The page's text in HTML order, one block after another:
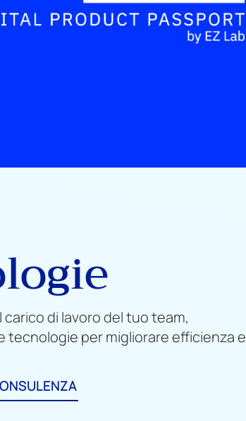
di lavoro del tuo team,
tecnologie per migliorare efficienza e